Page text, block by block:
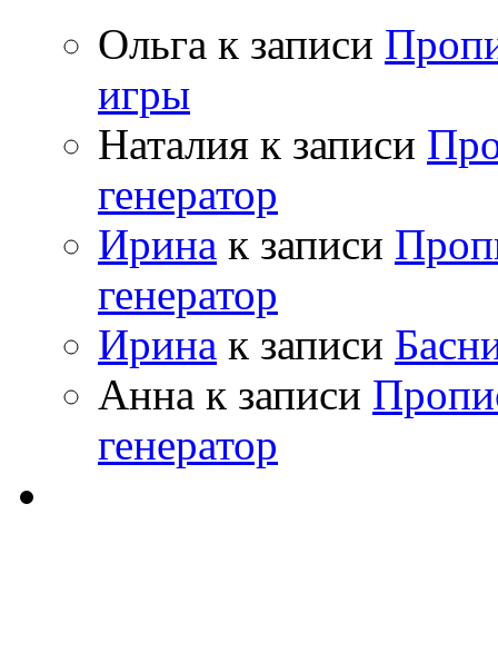
Ольга к записи
игры
Наталия к записи
генератор
Ирина к записи
генератор
Ирина к записи
Анна к записи
генератор